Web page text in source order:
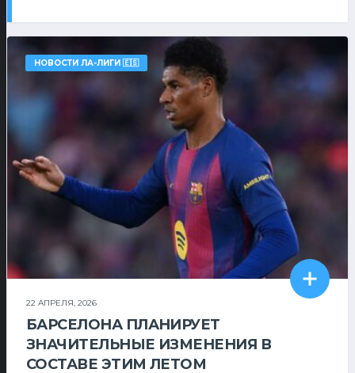
НОВОСТИ ЛА-ЛИГИ 🇪🇸
22 АПРЕЛЯ, 2026
БАРСЕЛОНА ПЛАНИРУЕТ
ЗНАЧИТЕЛЬНЫЕ ИЗМЕНЕНИЯ В
СОСТАВЕ ЭТИМ ЛЕТОМ